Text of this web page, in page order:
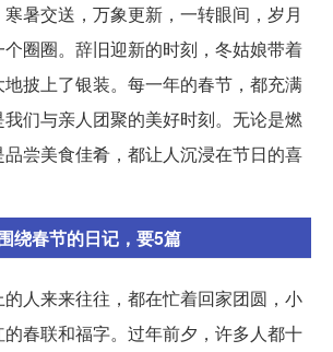
暑交送，万象更新，一转眼间，岁月
圈圈。辞旧迎新的时刻，冬姑娘带着
披上了银装。每一年的春节，都充满
们与亲人团聚的美好时刻。无论是燃
尝美食佳肴，都让人沉浸在节日的喜
绕春节的日记，要5篇
人来来往往，都在忙着回家团圆，小
春联和福字。过年前夕，许多人都十